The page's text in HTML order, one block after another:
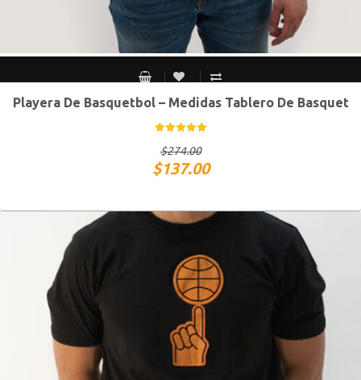
CH G XG
Playera De Basquetbol – Medidas Tablero De Basquet
$274.00
$137.00